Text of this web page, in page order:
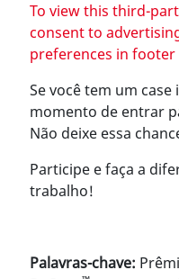
To view this third-
consent to
preferences in footer
Se você tem um
momento de entrar
Não deixe essa
Participe e faça a
trabalho!
Palavras-chave: